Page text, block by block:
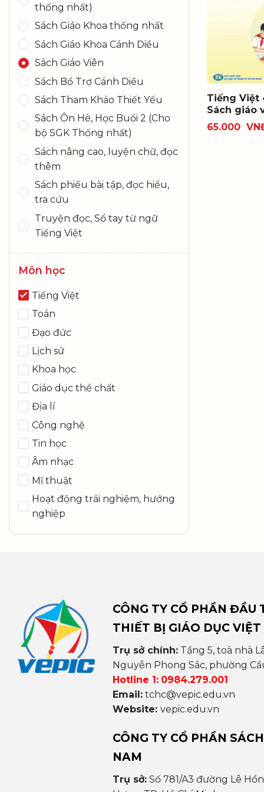
thống nhất)
Sách Giáo Khoa thống nhất
Sách Giáo Khoa Cánh Diều
Sách Giáo Viên
Sách Bổ Trợ Cánh Diều
Sách Tham Khảo Thiết Yếu
Sách Ôn Hè, Học Buổi 2 (Cho
bộ SGK Thống nhất)
Sách nâng cao, luyện chữ, đọc
thêm
Sách phiếu bài tập, đọc hiểu,
tra cứu
Truyện đọc, Sổ tay từ ngữ
Tiếng Việt
Môn học
Tiếng Việt
Toán
Đạo đức
Lịch sử
Khoa học
Giáo dục thể chất
Địa lí
Công nghệ
Tin học
Âm nhạc
Mĩ thuật
Hoạt động trải nghiệm, hướng
nghiệp
Tiếng Việt
Sách giáo
65.000
CÔNG TY CỔ PHẦN ĐẦU
THIẾT BỊ GIÁO DỤC
Trụ sở chính:Tầng 5, toà nhà
Nguyễn Phong Sắc, phường
Hotline 1: 0984.279.001
Email: tchc@vepic.edu.vn
Website: vepic.edu.vn
CÔNG TY CỔ PHẦN
NAM
Trụ sở:Số 781/A3 đường Lê